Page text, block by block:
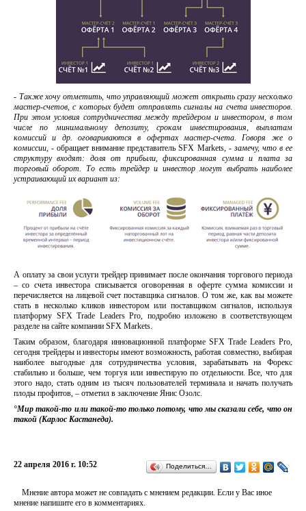
- Также хочу отметить, что управляющий может открыть сразу несколько
мастер-счетов, с которых будет отправлять сигналы на счета инвесторов.
При этом условия сотрудничества между трейдером и инвестором, в том
числе по минимальному депозиту, срокам инвестирования, выплатам
комиссий и др. оговариваются в офертах мастер-счета. Говоря же о
комиссии, -обращает внимание представитель SFX Markets, - замечу, что в ее
структуру входят: доля от прибыли, фиксированная сумма и плата за
торговый оборот. То есть трейдер и инвестор могут выбрать наиболее
устраивающий их вариант из:
А оплату за свои услуги трейдер принимает после окончания торгового периода
– со счета инвестора списывается оговоренная в оферте сумма комиссии и
перечисляется на лицевой счет поставщика сигналов. О том же, как вы можете
стать в несколько кликов инвестором или поставщиком сигналов, используя
платформу SFX Trade Leaders Pro, подробно изложено в соответствующем
разделе на сайте компании SFX Markets.
Таким образом, благодаря инновационной платформе SFX Trade Leaders Pro,
сегодня трейдеры и инвесторы имеют возможность, работая совместно, выбирая
наиболее выгодные для сотрудничества условия, зарабатывать на Форекс
стабильно и больше, чем торгуя или инвестирую по отдельности. Все, что для
этого надо, стать одним из тысяч пользователей терминала и начать получать
плоды профитов, – отметил в заключение Янис Озолс.
°Мир такой-то или такой-то только потому, что мы сказали себе, что он
такой (Карлос Кастанеда).
22 апреля 2016 г. 10:52 Поделиться…
Мнение автора может не совпадать с мнением редакции. Если у Вас иное
мнение напишите его в комментариях.